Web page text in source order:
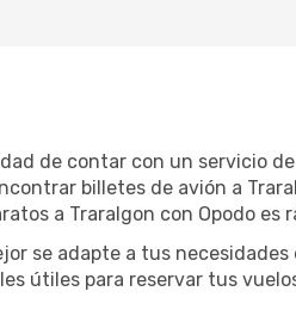
de contar con un servicio
billetes de avión a
a Traralgon con Opodo es
se adapte a tus necesidades
útiles para reservar tus